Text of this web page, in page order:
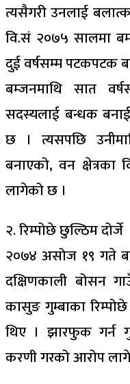
त्यसैगरी उनलाई
वि.सं २०७५ सालमा
दुई वर्षसम्म पटकपटक
बम्जनमाथि सात
सदस्यलाई बन्धक
छ । त्यसपछि
बनाएको, वन क्षेत्रका
लागेको छ ।
२. रिम्पोछे छुल्ठिम दोर्जे
२०७४ असोज १९ गते
दक्षिणकाली बोसन
कासुङ गुम्बाका
थिए । झारफुक गर्न
करणी गरको आरोप